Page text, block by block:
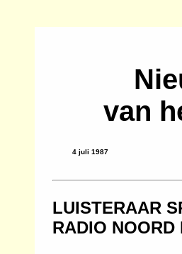
van
4 juli 1987
LUISTERAAR
RADIO